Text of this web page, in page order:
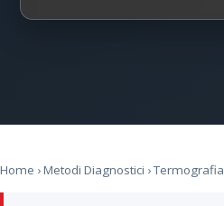
Home ›Metodi Diagnostici › Termografia